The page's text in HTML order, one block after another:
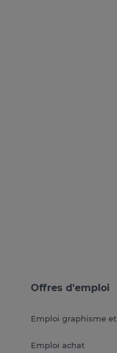
Offres d'emploi
Emploi graphisme
Emploi achat